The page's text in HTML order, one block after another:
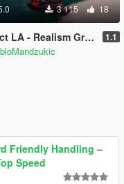
3 115 18
- Realism Graphics [Reshade] 1.1
Friendly Handling –
Speed